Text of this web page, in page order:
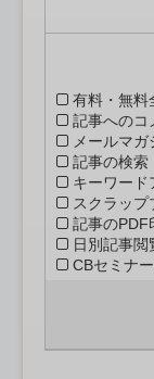
有料・無料
記事へのコ
メールマガ
記事の検索
キーワード
スクラップ
記事のPDF
日別記事閲
CBセミナ